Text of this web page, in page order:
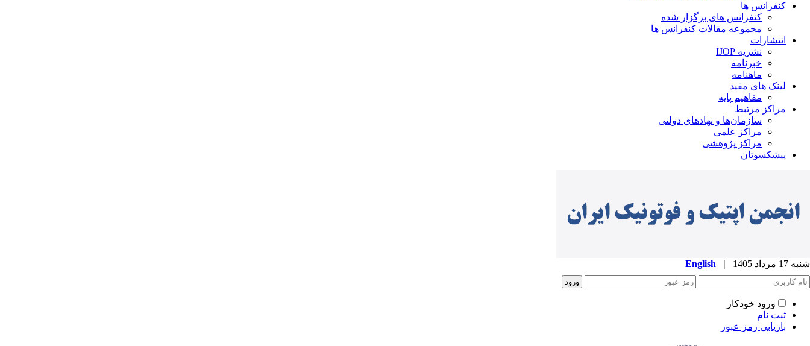
کنفرانس ها
کنفرانس های برگزار شده
مجموعه مقالات کنفرانس ها
انتشارات
نشریه IJOP
خبرنامه
ماهنامه
لینک های مفید
مفاهیم پایه
مراکز مرتبط
سازمان‌ها و نهادهای دولتی
مراکز علمی
مراکز پژوهشی
پیشکسوتان
شنبه 17 مرداد 1405 |
English
ورود خودکار
ثبت نام
بازیابی رمز عبور